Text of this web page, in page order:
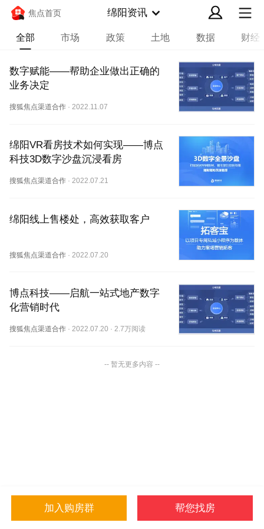
焦点首页 绵阳资讯
全部 市场 政策 土地 数据 财经
数字赋能——帮助企业做出正确的
业务决定
搜狐焦点渠道合作 · 2022.11.07
绵阳VR看房技术如何实现——博点
科技3D数字沙盘沉浸看房
搜狐焦点渠道合作 · 2022.07.21
绵阳线上售楼处，高效获取客户
搜狐焦点渠道合作 · 2022.07.20
博点科技——启航一站式地产数字
化营销时代
搜狐焦点渠道合作 · 2022.07.20 · 2.7万阅读
-- 暂无更多内容 --
加入购房群 帮您找房